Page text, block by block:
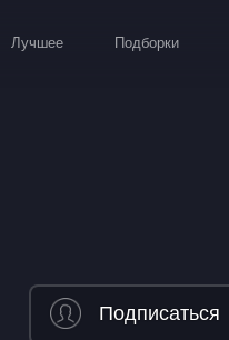
Лучшее Подборки
Подписаться